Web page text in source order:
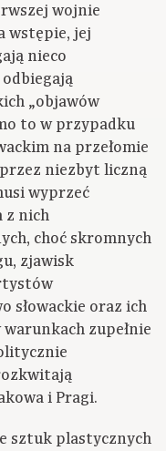
wojnie
wstępie, jej
nieco
„objawów
to w przypadku
na przełomie
niezbyt liczną
wyprzeć
z nich
choć skromnych
zjawisk
słowackie oraz ich
zupełnie
i Pragi.
sztuk plastycznych